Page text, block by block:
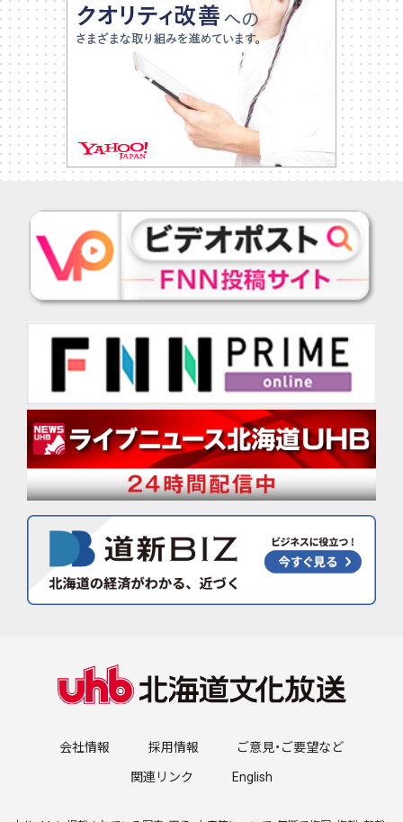
会社情報 採用情報 ご意見・ご要望など
関連リンク English